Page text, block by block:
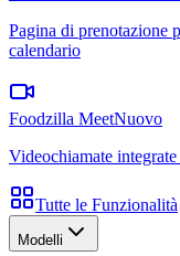
Pagina di prenotazione
calendario
Foodzilla MeetNuovo
Videochiamate
Tutte le Funzionalità
Modelli